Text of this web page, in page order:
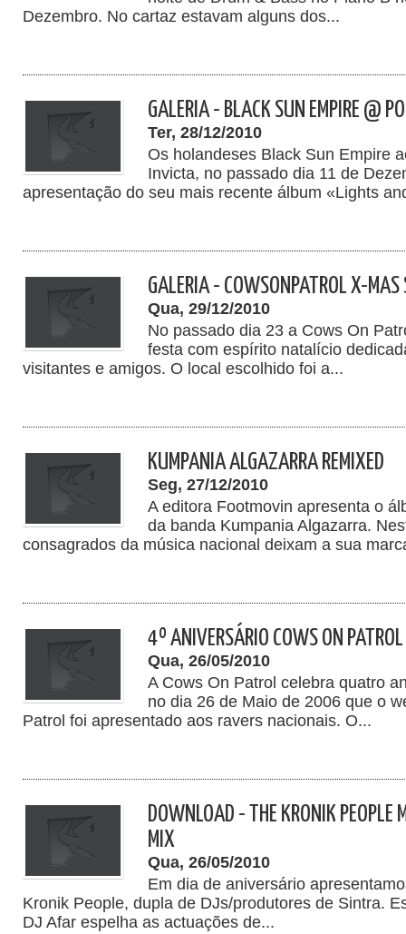
Dezembro. No cartaz estavam alguns dos...
GALERIA - BLACK SUN EMPIRE @
Ter, 28/12/2010
Os holandeses Black Sun Empire
Invicta, no passado dia 11 de
apresentação do seu mais recente álbum «Lights
GALERIA - COWSONPATROL X-
Qua, 29/12/2010
No passado dia 23 a Cows On
festa com espírito natalício
visitantes e amigos. O local escolhido foi a...
KUMPANIA ALGAZARRA REMIXED
Seg, 27/12/2010
A editora Footmovin apresenta o
da banda Kumpania Algazarra.
consagrados da música nacional deixam a sua
4º ANIVERSÁRIO COWS ON PATROL
Qua, 26/05/2010
A Cows On Patrol celebra quatro
no dia 26 de Maio de 2006 que o
Patrol foi apresentado aos ravers nacionais. O...
DOWNLOAD - THE KRONIK
MIX
Qua, 26/05/2010
Em dia de aniversário
Kronik People, dupla de DJs/produtores de Sintra.
DJ Afar espelha as actuações de...